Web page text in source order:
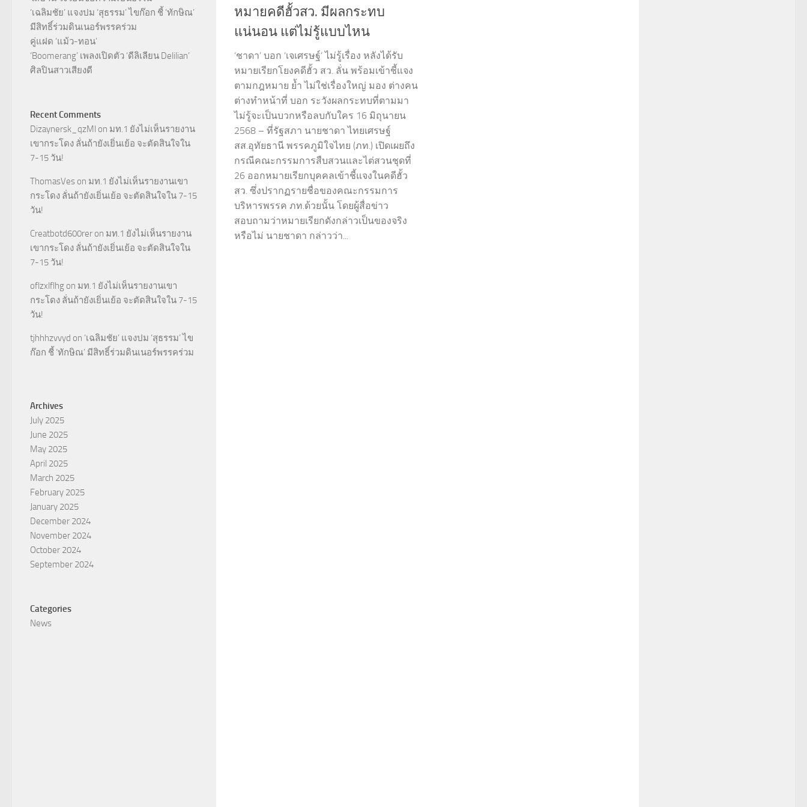
หมายคดีฮั้วสว. มีผลกระทบ
แน่นอน แต่ไม่รู้แบบไหน
‘ชาดา’ บอก ‘เจเศรษฐ์’ ไม่รู้เรื่อง หลังได้รับ
หมายเรียกโยงคดีฮั้ว สว. ลั่น พร้อมเข้าชี้แจง
ตามกฎหมาย ย้ำ ไม่ใช่เรื่องใหญ่ มอง ต่างคน
ต่างทำหน้าที่ บอก ระวังผลกระทบที่ตามมา
ไม่รู้จะเป็นบวกหรือลบกับใคร 16 มิถุนายน
2568 – ที่รัฐสภา นายชาดา ไทยเศรษฐ์
สส.อุทัยธานี พรรคภูมิใจไทย (ภท.) เปิดเผยถึง
กรณีคณะกรรมการสืบสวนและไต่สวนชุดที่
26 ออกหมายเรียกบุคคลเข้าชี้แจงในคดีฮั้ว
สว. ซึ่งปรากฏรายชื่อของคณะกรรมการ
บริหารพรรค ภท.ด้วยนั้น โดยผู้สื่อข่าว
สอบถามว่าหมายเรียกดังกล่าวเป็นของจริง
หรือไม่ นายชาดา กล่าวว่า...
‘เฉลิมชัย’ แจงปม ‘สุธรรม’ ไขก๊อก ชี้ ‘ทักษิณ’
มีสิทธิ์ร่วมดินเนอร์พรรคร่วม
คู่แฝด ‘แม้ว-ทอน’
‘Boomerang’ เพลงเปิดตัว ‘ดีลิเลียน Delilian’
ศิลปินสาวเสียงดี
Recent Comments
Dizaynersk_qzMl on มท.1 ยังไม่เห็นรายงาน
เขากระโดง ลั่นถ้ายังเยิ่นเย้อ จะตัดสินใจใน
7-15 วัน!
ThomasVes on มท.1 ยังไม่เห็นรายงานเขา
กระโดง ลั่นถ้ายังเยิ่นเย้อ จะตัดสินใจใน 7-15
วัน!
Creatbotd600rer on มท.1 ยังไม่เห็นรายงาน
เขากระโดง ลั่นถ้ายังเยิ่นเย้อ จะตัดสินใจใน
7-15 วัน!
oflzxlflhg on มท.1 ยังไม่เห็นรายงานเขา
กระโดง ลั่นถ้ายังเยิ่นเย้อ จะตัดสินใจใน 7-15
วัน!
tjhhhzvvyd on ‘เฉลิมชัย’ แจงปม ‘สุธรรม’ ไข
ก๊อก ชี้ ‘ทักษิณ’ มีสิทธิ์ร่วมดินเนอร์พรรคร่วม
Archives
July 2025
June 2025
May 2025
April 2025
March 2025
February 2025
January 2025
December 2024
November 2024
October 2024
September 2024
Categories
News